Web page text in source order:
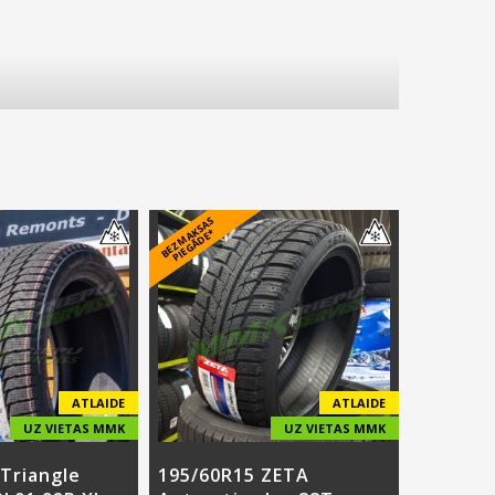
ATLAIDE
UZ VIETAS MMK
B
E
Z
M
A
K
S
A
S
PI
E
G
Ā
D
E
*
ATLAIDE
UZ VIETAS MMK
195/60R15 ZETA